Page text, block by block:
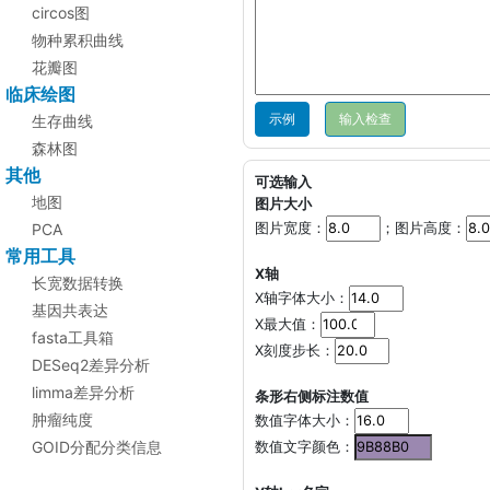
circos图
物种累积曲线
花瓣图
临床绘图
生存曲线
森林图
其他
地图
PCA
常用工具
长宽数据转换
基因共表达
fasta工具箱
DESeq2差异分析
limma差异分析
肿瘤纯度
GOID分配分类信息
示例
可选输入
图片大小
图片宽度：
；图片高度：
X轴
X轴字体大小：
X最大值：
X刻度步长：
条形右侧标注数值
数值字体大小：
数值文字颜色：